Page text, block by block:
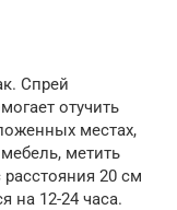
Спрей
отучить
местах,
метить
20 см
на 12-24 часа.